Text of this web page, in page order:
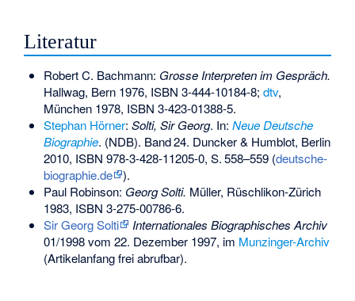
Literatur
Robert C. Bachmann: Grosse Interpreten im Gespräch.
Hallwag, Bern 1976, ISBN 3-444-10184-8; dtv,
München 1978, ISBN 3-423-01388-5.
Stephan Hörner: Solti, Sir Georg. In: Neue Deutsche
Biographie. (NDB). Band24. Duncker & Humblot, Berlin
2010, ISBN 978-3-428-11205-0, S.558–559(deutsche-
biographie.de
).
Paul Robinson: Georg Solti. Müller, Rüschlikon-Zürich
1983, ISBN 3-275-00786-6.
Sir Georg Solti
Internationales Biographisches Archiv
01/1998 vom 22. Dezember 1997, im Munzinger-Archiv
(Artikelanfang frei abrufbar).